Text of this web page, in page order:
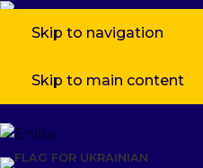
Skip to navigation
Skip to main content